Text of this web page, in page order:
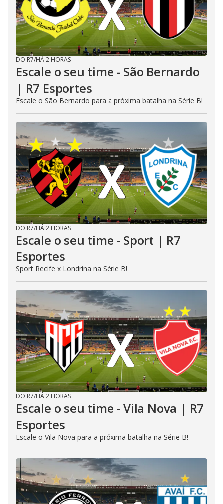
DO R7/HÁ 2 HORAS
Escale o seu time - São Bernardo
| R7 Esportes
Escale o São Bernardo para a próxima batalha na Série B!
DO R7/HÁ 2 HORAS
Escale o seu time - Sport | R7
Esportes
Sport Recife x Londrina na Série B!
DO R7/HÁ 2 HORAS
Escale o seu time - Vila Nova | R7
Esportes
Escale o Vila Nova para a próxima batalha na Série B!